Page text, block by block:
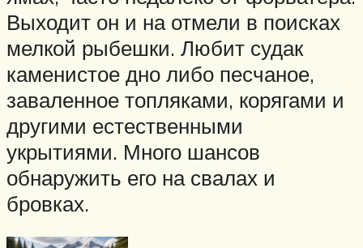
Выходит он и на отмели в поисках
мелкой рыбешки. Любит судак
каменистое дно либо песчаное,
заваленное топляками, корягами и
другими естественными
укрытиями. Много шансов
обнаружить его на свалах и
бровках.